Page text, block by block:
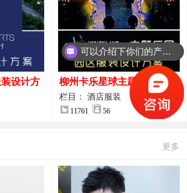
设计方
柳州卡乐星球主题乐园园区
服装设计方案
栏目： 酒店服装
11761 56
更多
你们是怎么收费的呢？